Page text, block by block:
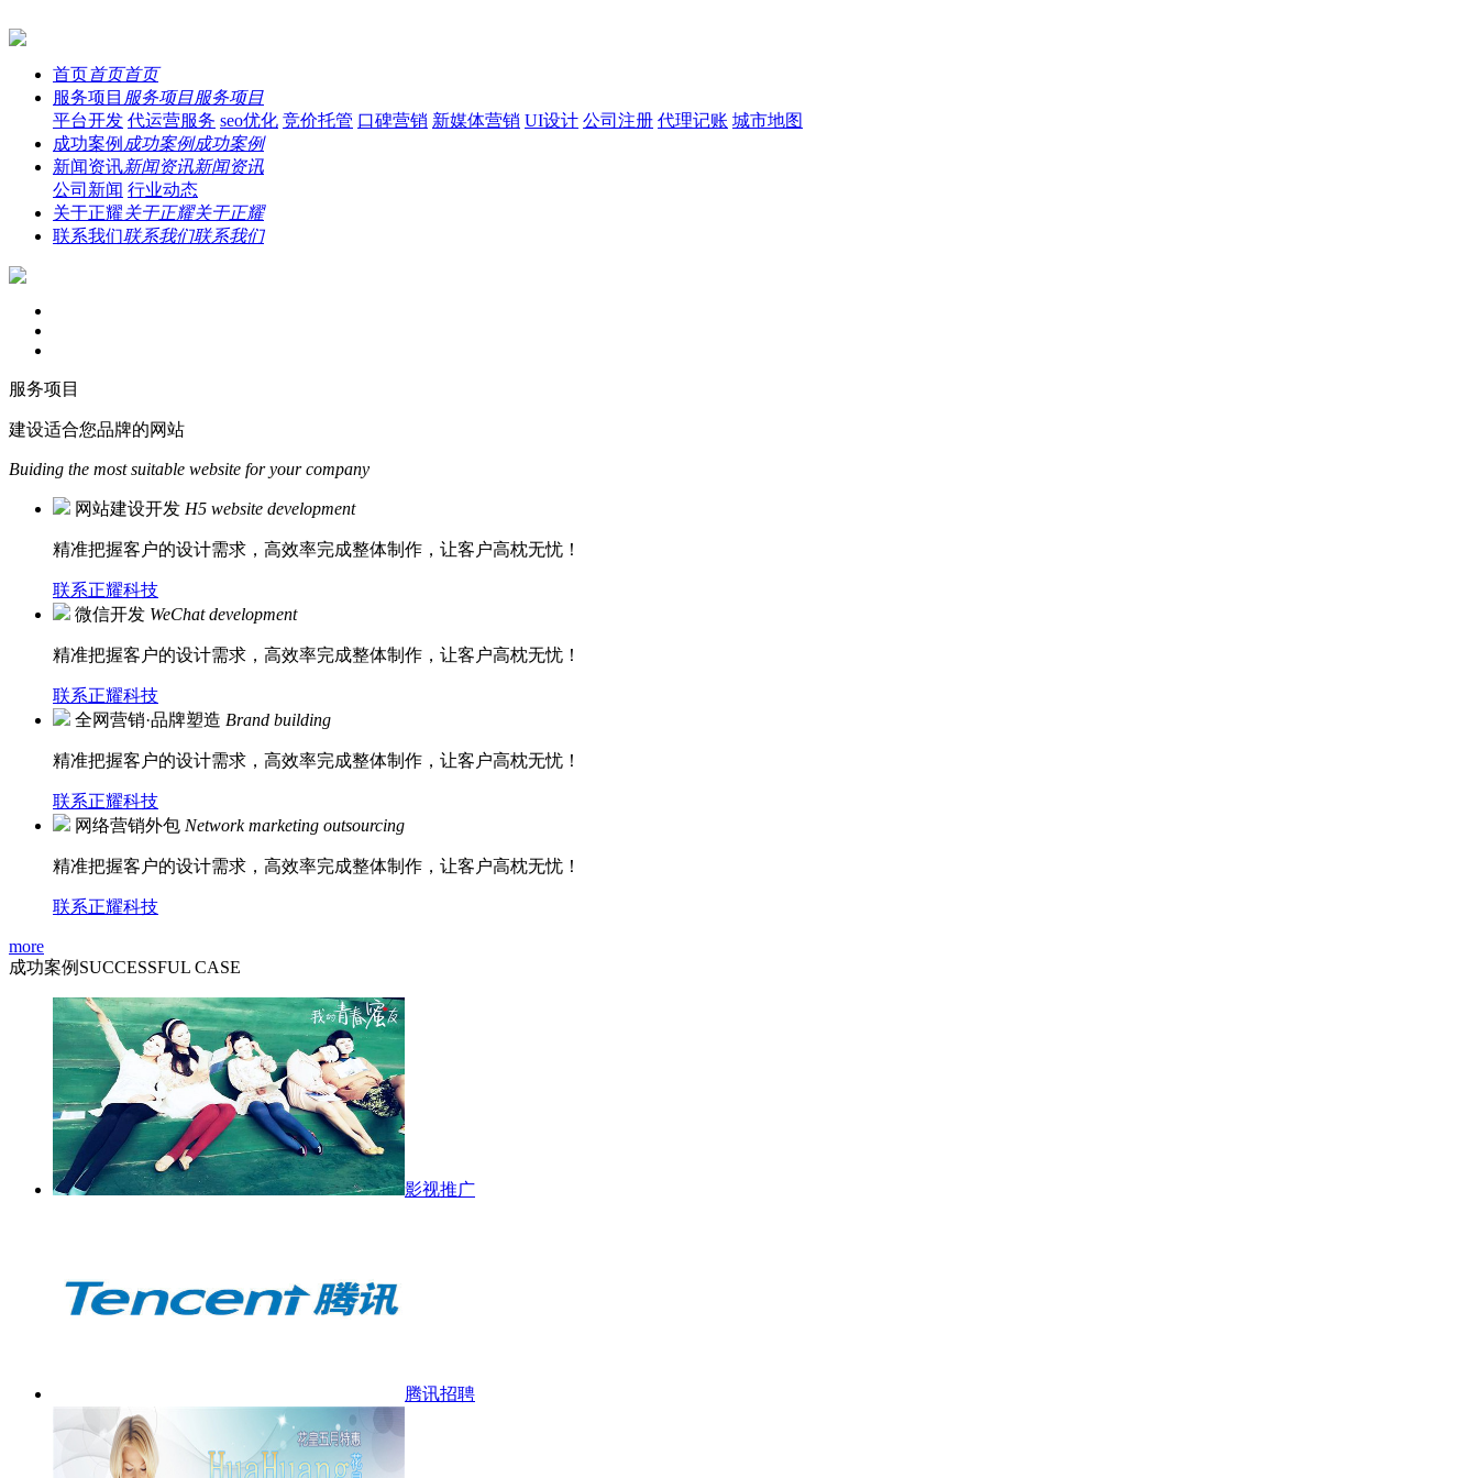
首页首页首页
服务项目 服务项目服务项目
平台开发 代运营服务 seo优化 竞价托管 口碑营销 新媒体营销 UI设计 公司注册 代理记账 城市地图
成功案例 成功案例成功案例
新闻资讯新闻资讯新闻资讯
公司新闻 行业动态
关于正耀关于正耀关于正耀
联系我们联系我们联系我们
服务项目
建设适合您品牌的网站
Buiding the most suitable website for your company
网站建设开发 H5 website development
精准把握客户的设计需求，高效率完成整体制作，让客户高枕无忧！
联系正耀科技
微信开发 WeChat development
精准把握客户的设计需求，高效率完成整体制作，让客户高枕无忧！
联系正耀科技
全网营销·品牌塑造 Brand building
精准把握客户的设计需求，高效率完成整体制作，让客户高枕无忧！
联系正耀科技
网络营销外包 Network marketing outsourcing
精准把握客户的设计需求，高效率完成整体制作，让客户高枕无忧！
联系正耀科技
more
成功案例 SUCCESSFUL CASE
影视推广
腾讯招聘